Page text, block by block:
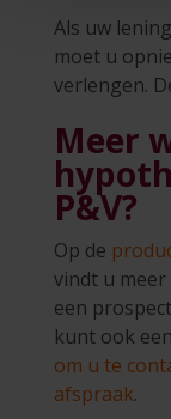
Als uw
moet u
verlengen.
Meer
P&V?
Op de
vindt u
een
kunt ook een
om u te
afspraak.